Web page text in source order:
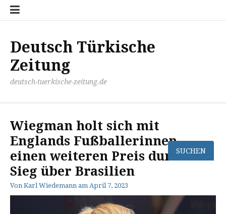
Zum
Inhalt
Deutsch Türkische
Zeitung
deutsch-tuerkische-zeitung.de
Wiegman holt sich mit
Englands Fußballerinnen
einen weiteren Preis durch den
Sieg über Brasilien
Von Karl Wiedemann am April 7, 2023